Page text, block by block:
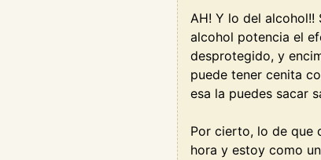
AH! Y lo del alcohol!!
alcohol potencia el
desprotegido, y
puede tener cenita
esa la puedes sacar
Por cierto, lo de que
hora y estoy como